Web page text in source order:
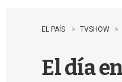
EL PAÍS TVSHOW
El día